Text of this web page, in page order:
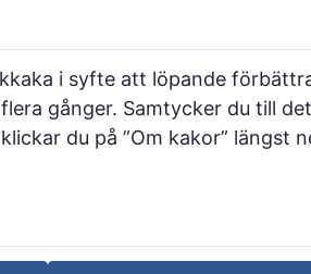
När
i syfte att löpande
gånger. Samtycker du till
du på ”Om kakor” längst